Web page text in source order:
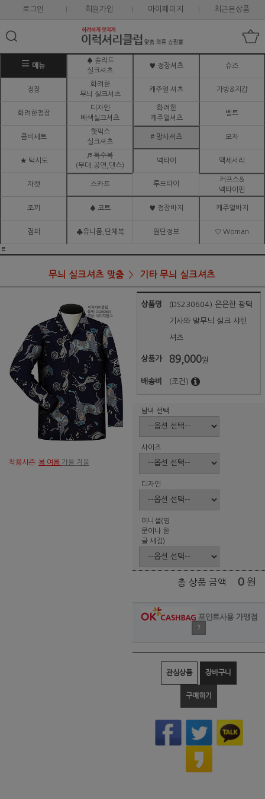
로그인 회원가입 마이페이지 최근본상품
메뉴
♠ 솔리드
실크셔츠
♥ 정장셔츠 슈즈
정장
화려한
무늬 실크셔츠
캐주얼 셔츠 가방&지갑
화려한정장
디자인
배색실크셔츠
화려한
캐주얼셔츠
벨트
콤비세트
핫픽스
실크셔츠
# 망사셔츠 모자
★ 턱시도
♬ 특수복
(무대.공연,댄스)
넥타이 액세서리
자켓 스카프 루프타이
커프스&
넥타이핀
조끼 ♠ 코트 ♥ 정장바지 캐주얼바지
점퍼 ♣유니폼,단체복 원단정보 ♡ Woman
ㅌ
무늬 실크셔츠 맞춤 기타 무늬 실크셔츠
착용시즌: 봄 여름 가을 겨울
상품명 (DS230604) 은은한 광택
기사와 말무늬 실크 샤틴
셔츠
상품가 89,000원
배송비 (조건)
남녀 선택
사이즈
디자인
이니셜(영
문이나 한
글 새김)
총 상품 금액 0 원
포인트사용 가맹점
?
관심상품 장바구니
구매하기